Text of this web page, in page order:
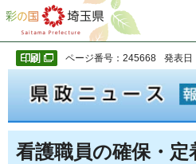
彩の国 埼玉県
ページ番号：245668 発表日
看護職員の確保・